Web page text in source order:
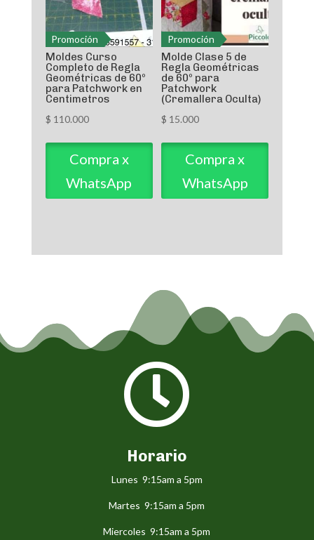
Promoción
Moldes Curso
Completo de Regla
Geométricas de 60º
para Patchwork en
Centimetros
$ 110.000
Compra x
WhatsApp
Promoción
Molde Clase 5 de
Regla Geométricas
de 60º para
Patchwork
(Cremallera Oculta)
$ 15.000
Compra x
WhatsApp

Horario
Lunes 9:15am a 5pm
Martes 9:15am a 5pm
Miercoles 9:15am a 5pm